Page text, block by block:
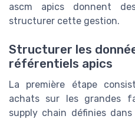
ascm apics donnent
structurer cette gestion.
Structurer les
référentiels apics
La première étape
achats sur les grandes
supply chain définies